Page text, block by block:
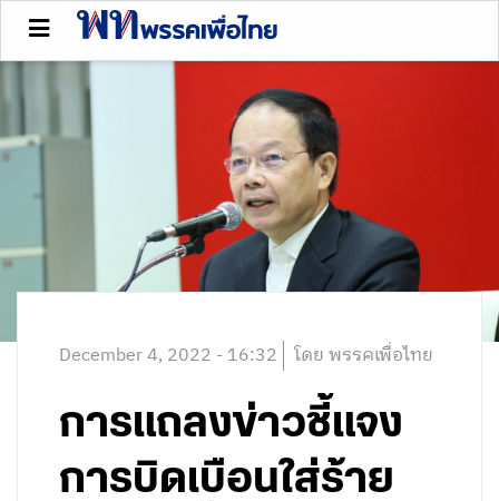
December 4, 2022 - 16:32 โดย พรรคเพื่อไทย
การแถลงข่าวชี้แจง
การบิดเบือนใส่ร้าย